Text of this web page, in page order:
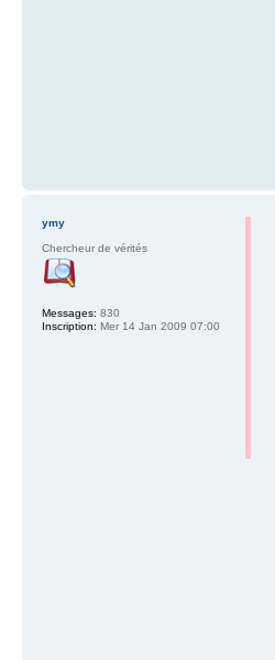
ymy
Chercheur de vérités
Messages: 830
Inscription: Mer 14 Jan 2009 07:00